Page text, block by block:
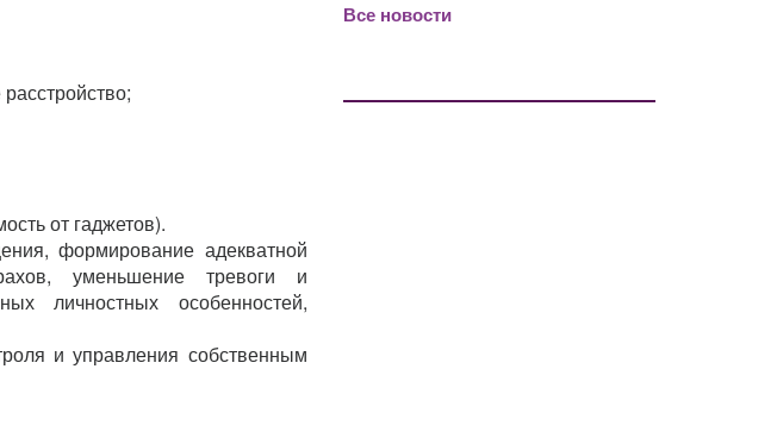
от гаджетов).
формирование адекватной
уменьшение тревоги и
личностных особенностей,
и управления собственным
Все новости